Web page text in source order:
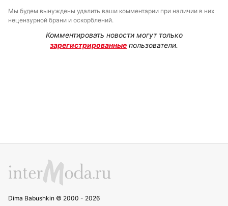
Мы будем вынуждены удалить ваши комментарии при наличии в них
нецензурной брани и оскорблений.
Комментировать новости могут только
зарегистрированные пользователи.
Dima Babushkin © 2000 - 2026